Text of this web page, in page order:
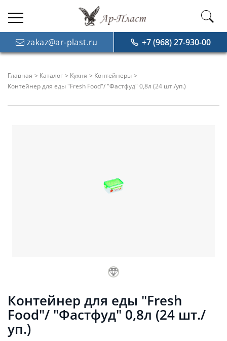
zakaz@ar-plast.ru +7 (968) 27-930-00
Главная Каталог Кухня
Контейнеры
Контейнер для еды "Fresh Food"/ "Фастфуд" 0,8л (24 шт./уп.)
Контейнер для еды "Fresh
Food"/ "Фастфуд" 0,8л (24 шт./
уп.)